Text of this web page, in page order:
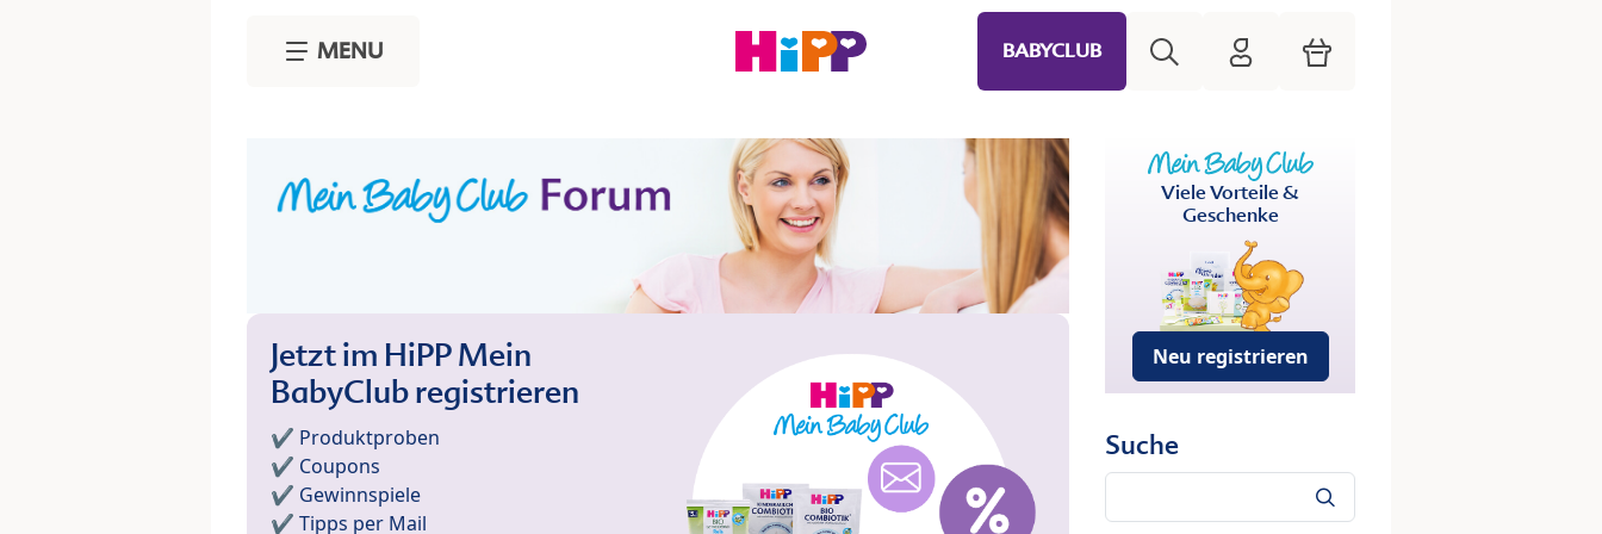
MENU BABYCLUB HiPP Mein Babyclub
Warenkorb
Jetzt im HiPP Mein
BabyClub registrieren
✔️ Produktproben
✔️ Coupons
✔️ Gewinnspiele
✔️ Tipps per Mail
Viele Vorteile &
Geschenke
Neu registrieren
Suche